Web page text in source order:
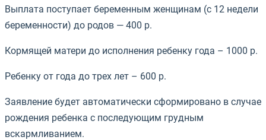
Выплата поступает беременным женщинам (с 12 недели
беременности) до родов — 400 р.
Кормящей матери до исполнения ребенку года – 1000 р.
Ребенку от года до трех лет – 600 р.
Заявление будет автоматически сформировано в случае
рождения ребенка с последующим грудным
вскармливанием.